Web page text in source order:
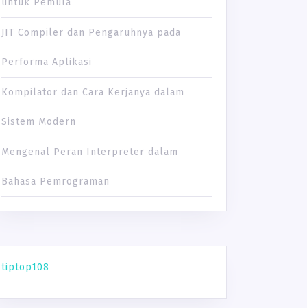
untuk Pemula
JIT Compiler dan Pengaruhnya pada
Performa Aplikasi
Kompilator dan Cara Kerjanya dalam
Sistem Modern
Mengenal Peran Interpreter dalam
Bahasa Pemrograman
tiptop108